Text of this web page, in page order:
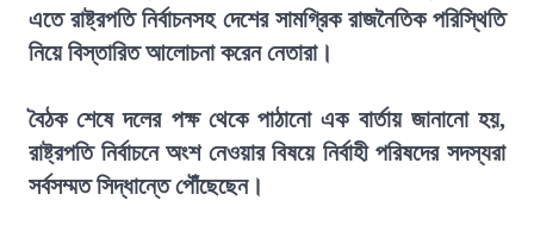
এতে রাষ্ট্রপতি নির্বাচনসহ দেশের সামগ্রিক রাজনৈতিক পরিস্থিতি
নিয়ে বিস্তারিত আলোচনা করেন নেতারা।
বৈঠক শেষে দলের পক্ষ থেকে পাঠানো এক বার্তায় জানানো হয়,
রাষ্ট্রপতি নির্বাচনে অংশ নেওয়ার বিষয়ে নির্বাহী পরিষদের সদস্যরা
সর্বসম্মত সিদ্ধান্তে পৌঁছেছেন।